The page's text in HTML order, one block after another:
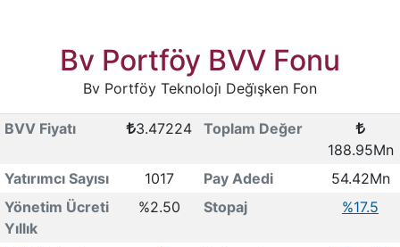
Bv Portföy BVV Fonu
Bv Portföy Teknoloji̇ Deği̇şken Fon
BVV Fiyatı 3.47224
Toplam Değer
188.95Mn
Yatırımcı Sayısı
1017 Pay Adedi
54.42Mn
Yönetim Ücreti
Yıllık
%2.50 Stopaj %17.5